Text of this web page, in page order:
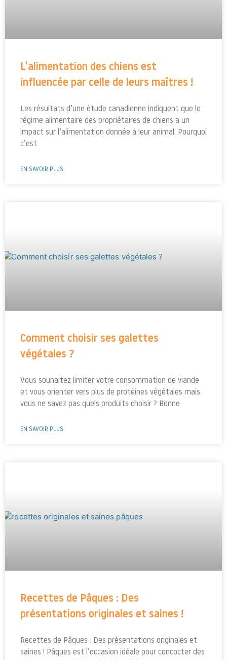
L’alimentation des chiens est
influencée par celle de leurs maîtres !
Les résultats d’une étude canadienne indiquent que le
régime alimentaire des propriétaires de chiens a un
impact sur l’alimentation donnée à leur animal. Pourquoi
c’est
EN SAVOIR PLUS
Comment choisir ses galettes
végétales ?
Vous souhaitez limiter votre consommation de viande
et vous orienter vers plus de protéines végétales mais
vous ne savez pas quels produits choisir ? Bonne
EN SAVOIR PLUS
Recettes de Pâques : Des
présentations originales et saines !
Recettes de Pâques : Des présentations originales et
saines ! Pâques est l’occasion idéale pour concocter des